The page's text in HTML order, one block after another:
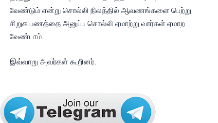
வேண்டும் என்று சொல்லி நிலத்தில் ஆவணங்களை பெற்று
சிறுக பணத்தை அனுப்ப சொல்லி ஏமாற்று வார்கள் ஏமாற
வேண்டாம்.
இவ்வாறு அவர்கள் கூறினர்.